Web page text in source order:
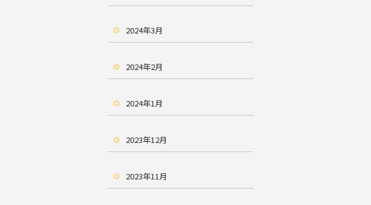
2024年3月
2024年2月
2024年1月
2023年12月
2023年11月